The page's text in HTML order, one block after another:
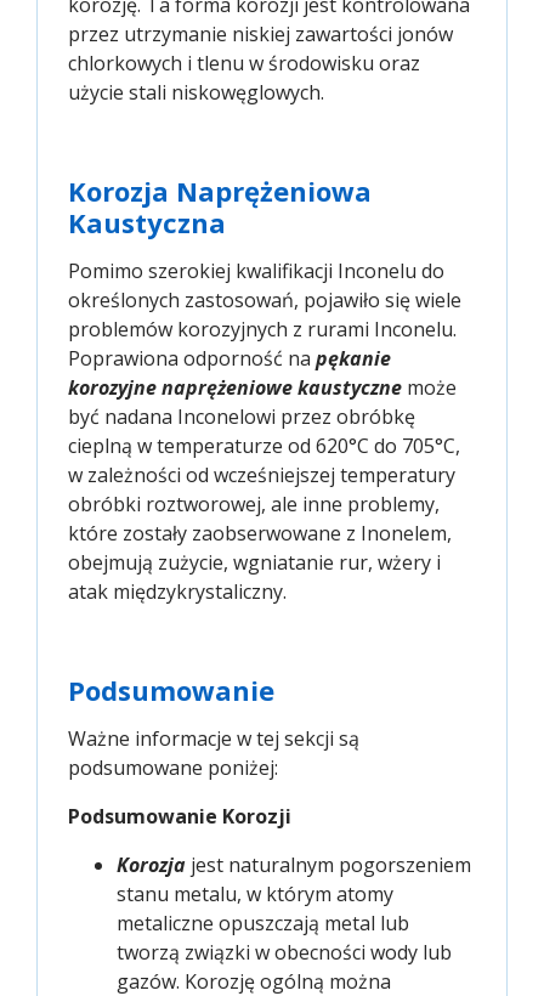
przez utrzymanie niskiej zawartości jonów
chlorkowych i tlenu w środowisku oraz
użycie stali niskowęglowych.
Korozja Naprężeniowa
Kaustyczna
Pomimo szerokiej kwalifikacji Inconelu do
określonych zastosowań, pojawiło się wiele
problemów korozyjnych z rurami Inconelu.
Poprawiona odporność na pękanie
korozyjne naprężeniowe kaustyczne może
być nadana Inconelowi przez obróbkę
cieplną w temperaturze od 620°C do 705°C,
w zależności od wcześniejszej temperatury
obróbki roztworowej, ale inne problemy,
które zostały zaobserwowane z Inonelem,
obejmują zużycie, wgniatanie rur, wżery i
atak międzykrystaliczny.
Podsumowanie
Ważne informacje w tej sekcji są
podsumowane poniżej:
Podsumowanie Korozji
Korozja jest naturalnym pogorszeniem
stanu metalu, w którym atomy
metaliczne opuszczają metal lub
tworzą związki w obecności wody lub
gazów. Korozję ogólną można